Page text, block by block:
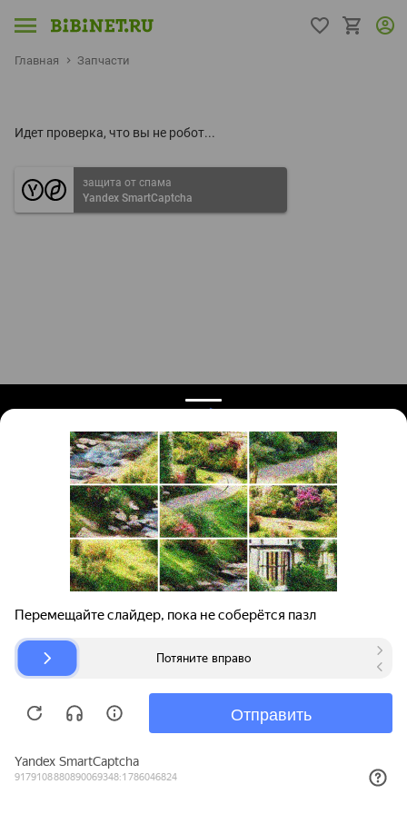
Главная Запчасти
Идет проверка, что вы не робот...
защита от спама
Yandex SmartCaptcha
Поиск запчастей
Для автокомпаний
Авторазборки
О проекте
Помощь
Карта сайта
© bibinet.ru - система поиска запчастей,
Copyright 2010-2026 Все права защищены